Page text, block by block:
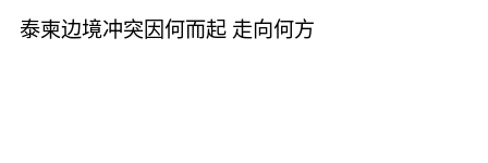
泰柬边境冲突因何而起 走向何方